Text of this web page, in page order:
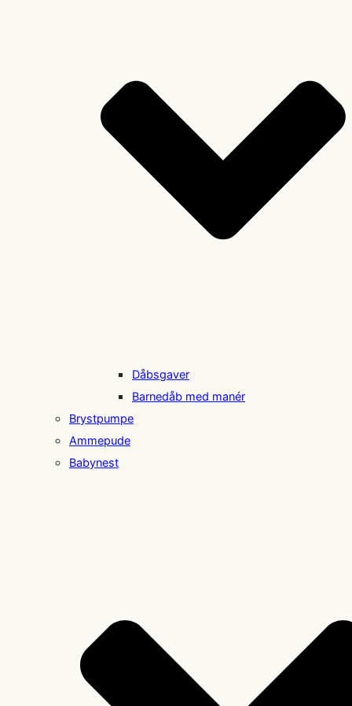
Dåbsgaver
Barnedåb med manér
Brystpumpe
Ammepude
Babynest